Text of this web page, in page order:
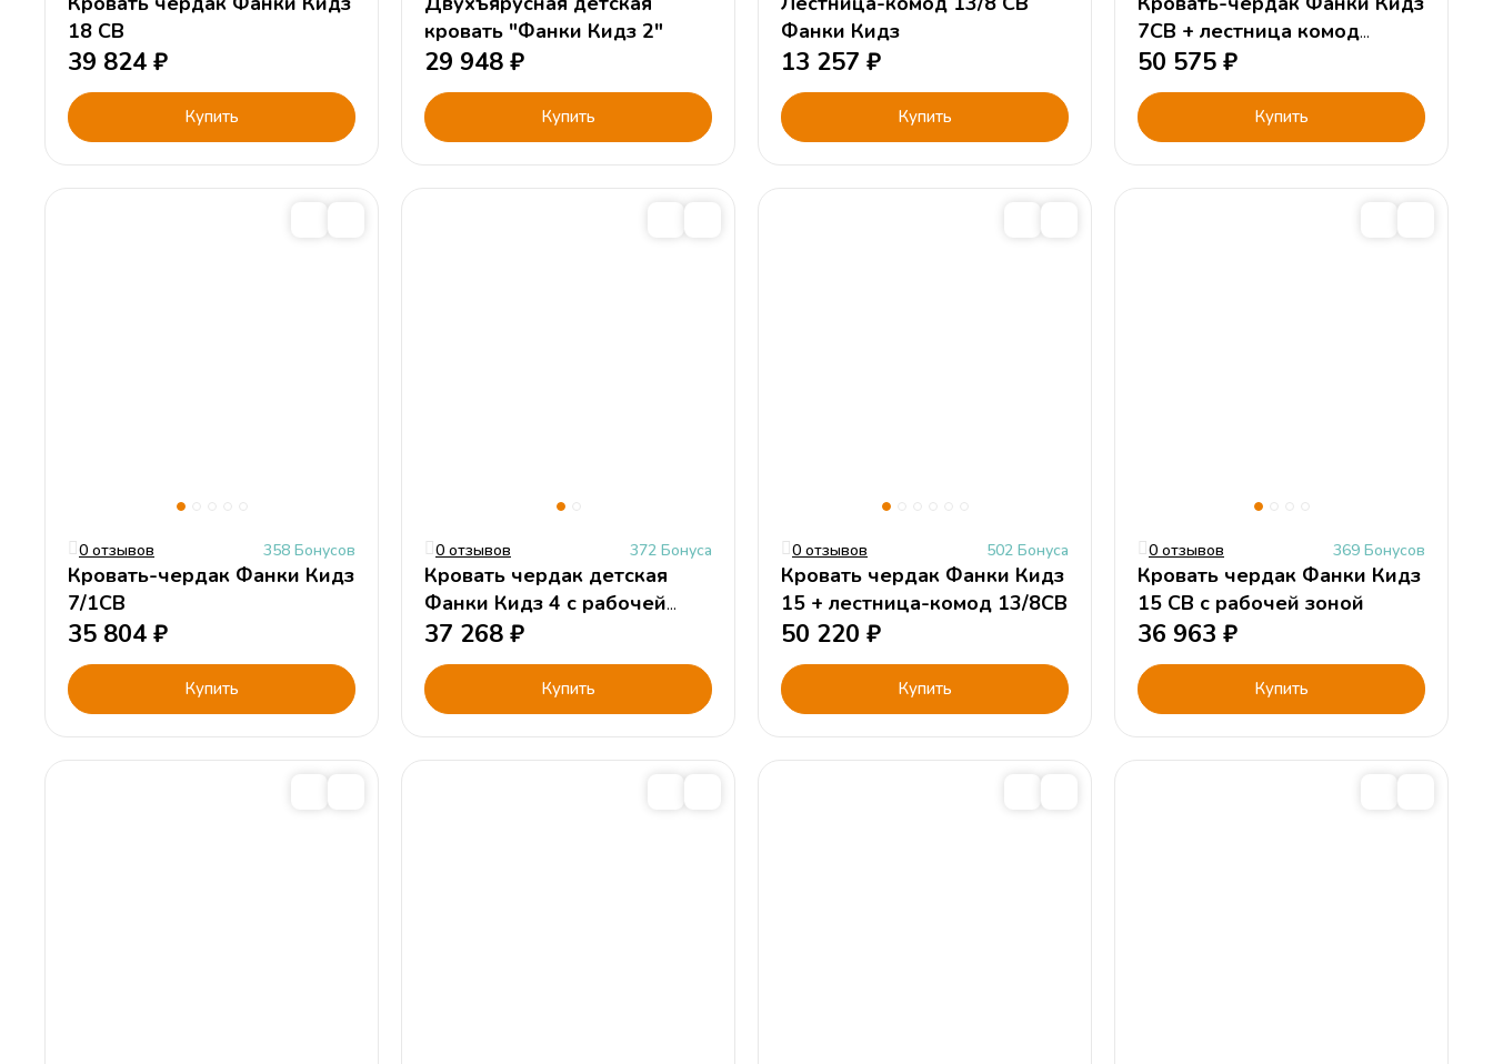
18 СВ
39 824 ₽
Купить
кровать "Фанки Кидз 2"
29 948 ₽
Купить
Фанки Кидз
13 257 ₽
Купить
7СВ + лестница комод
13/8СВ
50 575 ₽
Купить
0 отзывов 358 Бонусов
Кровать-чердак Фанки Кидз
7/1СВ
35 804 ₽
Купить
0 отзывов 372 Бонуса
Кровать чердак детская
Фанки Кидз 4 с рабочей
зоной
37 268 ₽
Купить
0 отзывов 502 Бонуса
Кровать чердак Фанки Кидз
15 + лестница-комод 13/8СВ
50 220 ₽
Купить
0 отзывов 369 Бонусов
Кровать чердак Фанки Кидз
15 СВ с рабочей зоной
36 963 ₽
Купить